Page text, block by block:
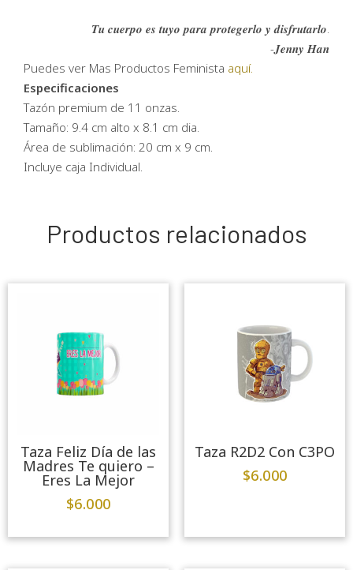
𝑻𝒖 𝒄𝒖𝒆𝒓𝒑𝒐 𝒆𝒔 𝒕𝒖𝒚𝒐 𝒑𝒂𝒓𝒂 𝒑𝒓𝒐𝒕𝒆𝒈𝒆𝒓𝒍𝒐 𝒚 𝒅𝒊𝒔𝒇𝒓𝒖𝒕𝒂𝒓𝒍𝒐.
-𝑱𝒆𝒏𝒏𝒚 𝑯𝒂𝒏
Puedes ver Mas Productos Feminista aquí.
Especificaciones
Tazón premium de 11 onzas.
Tamaño: 9.4 cm alto x 8.1 cm dia.
Área de sublimación: 20 cm x 9 cm.
Incluye caja Individual.
Productos relacionados
Taza Feliz Día de las
Madres Te quiero –
Eres La Mejor
$6.000
Taza R2D2 Con C3PO
$6.000